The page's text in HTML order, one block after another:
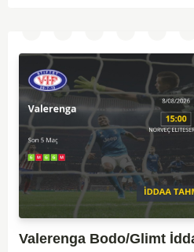
Valerenga Bodo/Glimt